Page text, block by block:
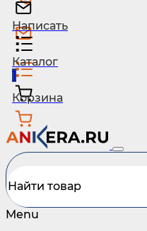
Написать
Каталог
1
Корзина
Menu